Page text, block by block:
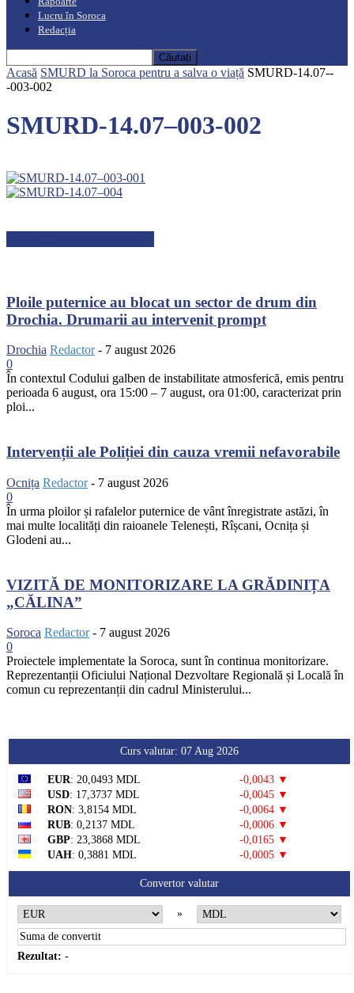
Lucru în Soroca
Redacția
Acasă SMURD la Soroca pentru a salva o viață SMURD-14.07--
-003-002
SMURD-14.07–003-002
Ploile puternice au blocat un sector de drum din
Drochia. Drumarii au intervenit prompt
Drochia Redactor - 7 august 2026
0
În contextul Codului galben de instabilitate atmosferică, emis pentru
perioada 6 august, ora 15:00 – 7 august, ora 01:00, caracterizat prin
ploi...
Intervenții ale Poliției din cauza vremii nefavorabile
Ocnița Redactor - 7 august 2026
0
În urma ploilor și rafalelor puternice de vânt înregistrate astăzi, în
mai multe localități din raioanele Telenești, Rîșcani, Ocnița și
Glodeni au...
VIZITĂ DE MONITORIZARE LA GRĂDINIȚA
„CĂLINA”
Soroca Redactor - 7 august 2026
0
Proiectele implementate la Soroca, sunt în continua monitorizare.
Reprezentanții Oficiului Național Dezvoltare Regională și Locală în
comun cu reprezentanții din cadrul Ministerului...
Curs valutar: 07 Aug 2026
EUR: 20,0493 MDL
-0,0043 ▼
USD: 17,3737 MDL
-0,0045 ▼
RON: 3,8154 MDL
-0,0064 ▼
RUB: 0,2137 MDL
-0,0006 ▼
GBP: 23,3868 MDL
-0,0165 ▼
UAH: 0,3881 MDL -0,0005 ▼
Convertor valutar
»
Rezultat: -